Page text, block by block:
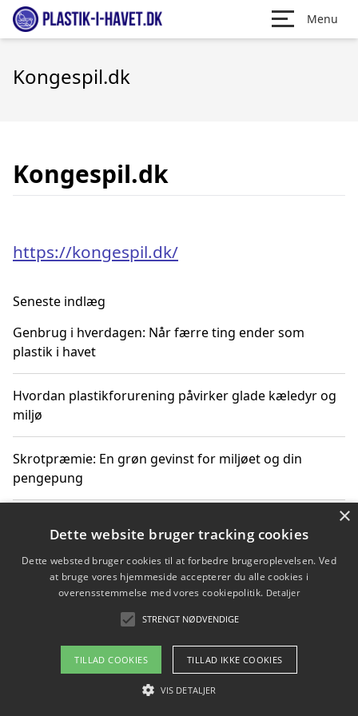
Menu
Kongespil.dk
Kongespil.dk
https://kongespil.dk/
Seneste indlæg
Genbrug i hverdagen: Når færre ting ender som
plastik i havet
Hvordan plastikforurening påvirker glade kæledyr og
miljø
Skrotpræmie: En grøn gevinst for miljøet og din
pengepung
Hvordan blåfade med rist kan hjælpe med at reducere
plastik i havet
Spil kasinospil på et troværdigt online casino: Din
guide til sikker og sjov underholdning
Copyright 2026 - Pilanto Aps
Om / kontakt
×
Dette website bruger tracking cookies
Dette websted bruger cookies til at forbedre brugeroplevelsen. Ved
at bruge vores hjemmeside accepterer du alle cookies i
overensstemmelse med vores cookiepolitik. Detaljer
STRENGT NØDVENDIGE
TILLAD COOKIES TILLAD IKKE COOKIES
VIS DETALJER